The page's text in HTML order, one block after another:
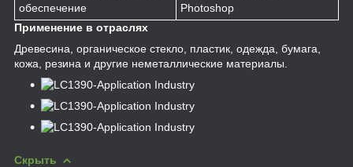
обеспечение
Photoshop
Применение в отраслях
Древесина, органическое стекло, пластик, одежда, бумага,
кожа, резина и другие неметаллические материалы.
Скрыть